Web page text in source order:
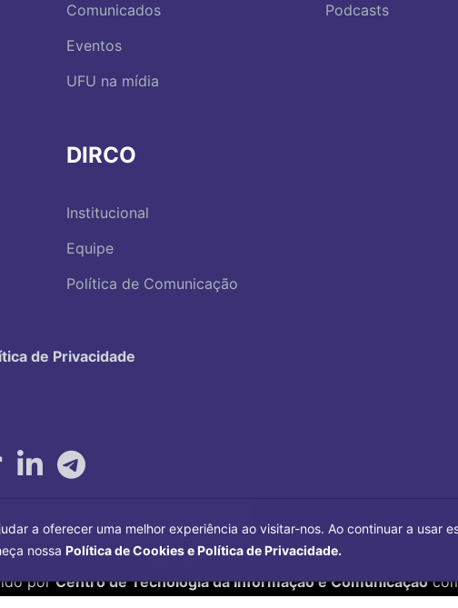
Comunicados
Eventos
UFU na mídia
DIRCO
Institucional
Equipe
Política de Comunicação
Podcasts
de Privacidade
Copyright©2026Universidade Federal
porCentro de Tecnologia da Informação e Comunicação
a oferecer uma melhor experiência ao visitar-nos. Ao continuar a usar
nossa Política de Cookies e Política de Privacidade.